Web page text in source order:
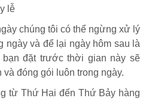
lễ
chúng tôi có thể ngừng xử lý
ngày và để lại ngày hôm sau là
đặt trước thời gian này sẽ
đóng gói luôn trong ngày.
từ Thứ Hai đến Thứ Bảy hàng